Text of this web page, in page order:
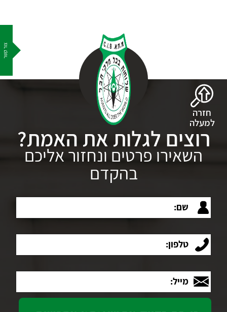
צור קשר
חזרה
למעלה
רוצים לגלות את האמת?
השאירו פרטים ונחזור אליכם
בהקדם
שם:
טלפון:
מייל: